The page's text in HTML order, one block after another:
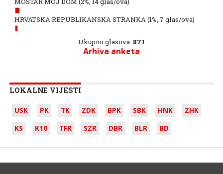
HRVATSKA REPUBLIKANSKA STRANKA(1%, 7 glas/ova)
Ukupno glasova: 871
Arhiva anketa
LOKALNE VIJESTI
USK PK TK ZDK BPK SBK HNK
ZHK
KS
K10 TFR SZR DBR BLR BD